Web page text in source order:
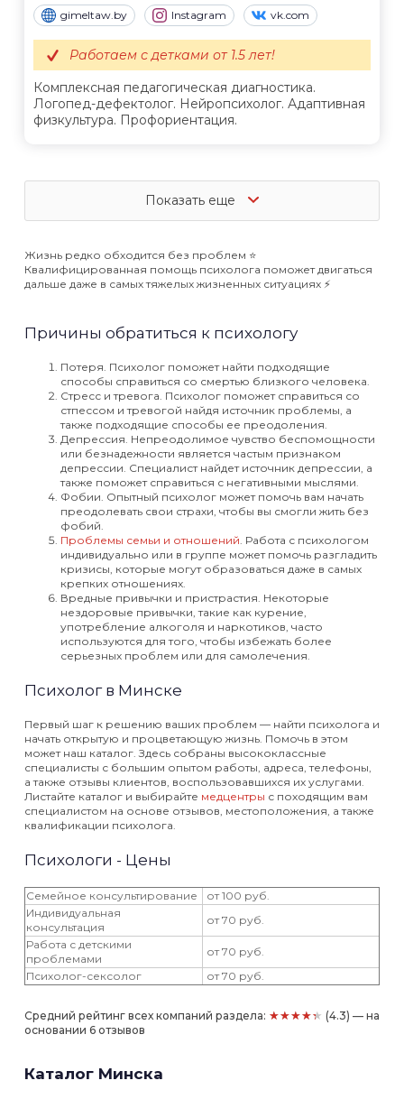
gimeltaw.by Instagram vk.com
Комплексная педагогическая диагностика.
Логопед-дефектолог. Нейропсихолог. Адаптивная
физкультура. Профориентация.
Работаем с детками от 1.5 лет!
Показать еще
Жизнь редко обходится без проблем ⭐️
Квалифицированная помощь психолога поможет двигаться
дальше даже в самых тяжелых жизненных ситуациях ⚡️
Причины обратиться к психологу
Потеря. Психолог поможет найти подходящие
способы справиться со смертью близкого человека.
Стресс и тревога. Психолог поможет справиться со
стпессом и тревогой найдя источник проблемы, а
также подходящие способы ее преодоления.
Депрессия. Непреодолимое чувство беспомощности
или безнадежности является частым признаком
депрессии. Специалист найдет источник депрессии, а
также поможет справиться с негативными мыслями.
Фобии. Опытный психолог может помочь вам начать
преодолевать свои страхи, чтобы вы смогли жить без
фобий.
Проблемы семьи и отношений . Работа с психологом
индивидуально или в группе может помочь разгладить
кризисы, которые могут образоваться даже в самых
крепких отношениях.
Вредные привычки и пристрастия. Некоторые
нездоровые привычки, такие как курение,
употребление алкоголя и наркотиков, часто
используются для того, чтобы избежать более
серьезных проблем или для самолечения.
Психолог в Минске
Первый шаг к решению ваших проблем — найти психолога и
начать открытую и процветающую жизнь. Помочь в этом
может наш каталог. Здесь собраны высококлассные
специалисты с большим опытом работы, адреса, телефоны,
а также отзывы клиентов, воспользовавшихся их услугами.
Листайте каталог и выбирайте медцентры с походящим вам
специалистом на основе отзывов, местоположения, а также
квалификации психолога.
Психологи - Цены
Семейное консультирование
от 100 руб.
Индивидуальная
консультация
от 70 руб.
Работа с детскими
проблемами
от 70 руб.
Психолог-сексолог
от 70 руб.
Средний рейтинг всех компаний раздела: ★★★★★ (4.3) — на
основании 6 отзывов
Каталог Минска